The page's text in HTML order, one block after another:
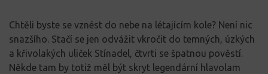
Chtěli byste se vznést do nebe na létajícím kole? Není nic
snazšího. Stačí se jen odvážit vkročit do temných, úzkých
a křivolakých uliček Stínadel, čtvrti se špatnou pověstí.
Někde tam by totiž měl být skryt legendární hlavolam